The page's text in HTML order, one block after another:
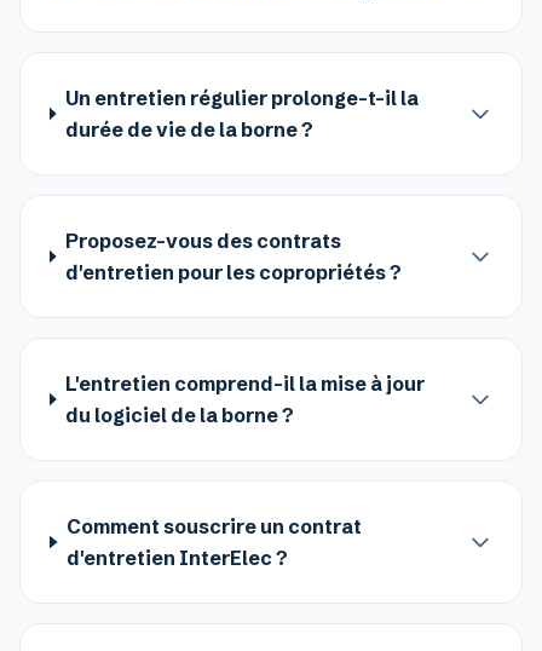
Un entretien régulier prolonge-t-il la
durée de vie de la borne ?
Proposez-vous des contrats
d'entretien pour les copropriétés ?
L'entretien comprend-il la mise à jour
du logiciel de la borne ?
Comment souscrire un contrat
d'entretien InterElec ?